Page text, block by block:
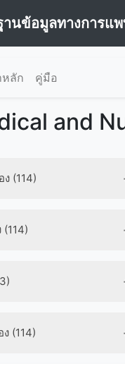
านข้อมูลทางการแ
ลัก คู่มือ
and
ง (114)
(114)
ง (114)